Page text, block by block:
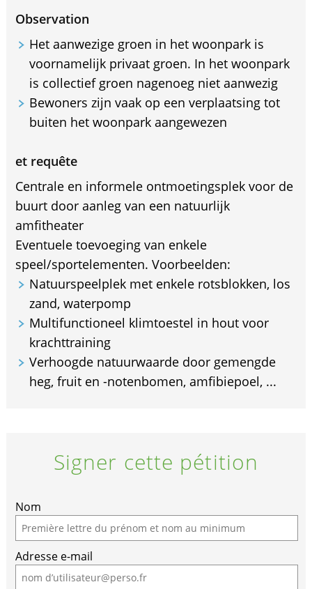
Observation
Het aanwezige groen in het woonpark is
voornamelijk privaat groen. In het woonpark
is collectief groen nagenoeg niet aanwezig
Bewoners zijn vaak op een verplaatsing tot
buiten het woonpark aangewezen
et requête
Centrale en informele ontmoetingsplek voor de
buurt door aanleg van een natuurlijk
amfitheater
Eventuele toevoeging van enkele
speel/sportelementen. Voorbeelden:
Natuurspeelplek met enkele rotsblokken, los
zand, waterpomp
Multifunctioneel klimtoestel in hout voor
krachttraining
Verhoogde natuurwaarde door gemengde
heg, fruit en -notenbomen, amfibiepoel, ...
Signer cette pétition
Nom
Adresse e-mail